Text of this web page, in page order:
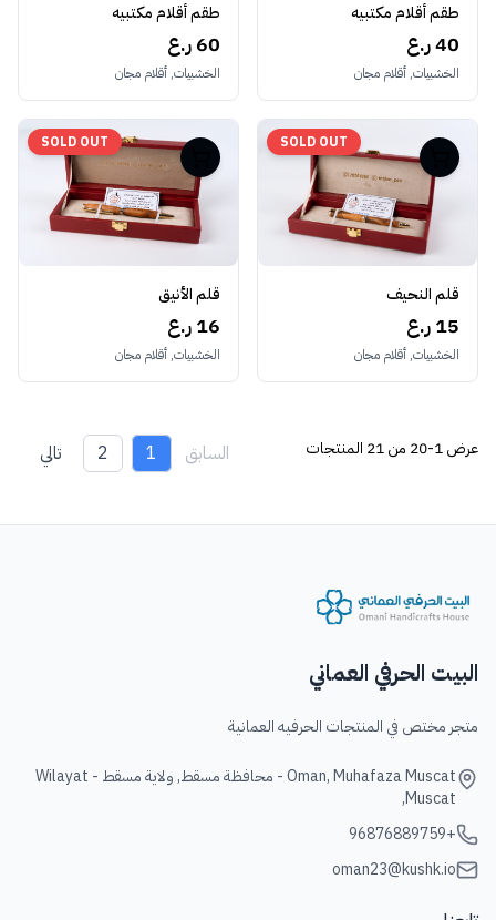
طقم أقلام مكتبيه
40 ر.ع
الخشبيات, أقلام مجان
طقم أقلام مكتبيه
60 ر.ع
الخشبيات, أقلام مجان
SOLD OUT
قلم النحيف
15 ر.ع
الخشبيات, أقلام مجان
SOLD OUT
قلم الأنيق
16 ر.ع
الخشبيات, أقلام مجان
عرض1-20 من 21 المنتجات السابق 1
2 تالي
البيت الحرفي العماني
متجر مختص في المنتجات الحرفيه العمانية
Oman, Muhafaza Muscat - محافظة مسقط, ولاية مسقط - Wilayat
Muscat,
+96876889759
oman23@kushk.io